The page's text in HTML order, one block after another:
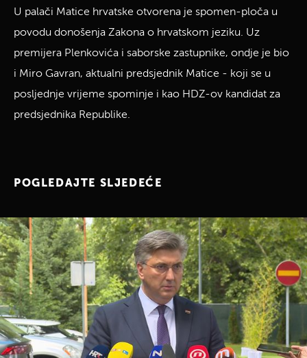
U palači Matice hrvatske otvorena je spomen-ploča u
povodu donošenja Zakona o hrvatskom jeziku. Uz
premijera Plenkovića i saborske zastupnike, ondje je bio
i Miro Gavran, aktualni predsjednik Matice - koji se u
posljednje vrijeme spominje i kao HDZ-ov kandidat za
predsjednika Republike.
POGLEDAJTE SLJEDEĆE